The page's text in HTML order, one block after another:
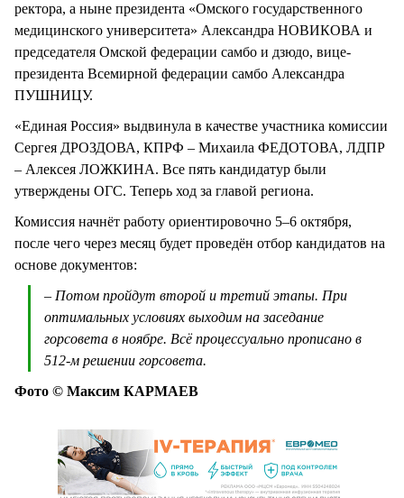
ректора, а ныне президента «Омского государственного
медицинского университета» Александра НОВИКОВА и
председателя Омской федерации самбо и дзюдо, вице-
президента Всемирной федерации самбо Александра
ПУШНИЦУ.
«Единая Россия» выдвинула в качестве участника комиссии
Сергея ДРОЗДОВА, КПРФ – Михаила ФЕДОТОВА, ЛДПР
– Алексея ЛОЖКИНА. Все пять кандидатур были
утверждены ОГС. Теперь ход за главой региона.
Комиссия начнёт работу ориентировочно 5–6 октября,
после чего через месяц будет проведён отбор кандидатов на
основе документов:
– Потом пройдут второй и третий этапы. При
оптимальных условиях выходим на заседание
горсовета в ноябре. Всё процессуально прописано в
512-м решении горсовета.
Фото © Максим КАРМАЕВ